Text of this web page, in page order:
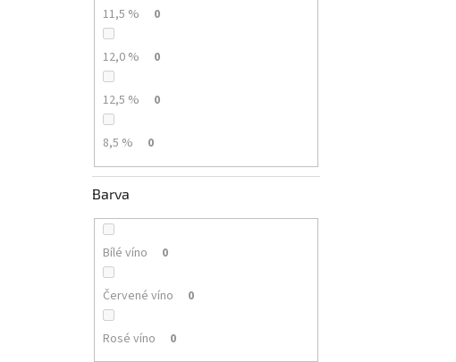
11,5 % 0
12,0 % 0
12,5 % 0
8,5 % 0
Barva
Bílé víno 0
Červené víno 0
Rosé víno 0